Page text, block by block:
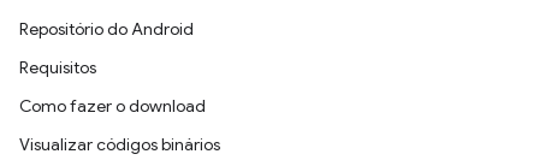
Repositório do Android
Requisitos
Como fazer o download
Visualizar códigos binários